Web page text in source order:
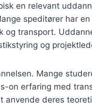
en relevant
speditører har
og transport.
og
Mange
on erfaring med
deres